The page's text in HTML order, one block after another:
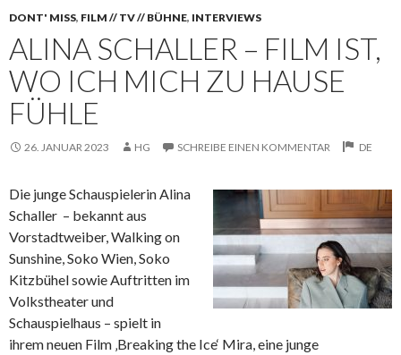
DONT' MISS, FILM // TV // BÜHNE, INTERVIEWS
ALINA SCHALLER – FILM IST,
WO ICH MICH ZU HAUSE
FÜHLE
26. JANUAR 2023 HG SCHREIBE EINEN KOMMENTAR DE
Die junge Schauspielerin Alina
Schaller – bekannt aus
Vorstadtweiber, Walking on
Sunshine, Soko Wien, Soko
Kitzbühel sowie Auftritten im
Volkstheater und
Schauspielhaus – spielt in
ihrem neuen Film ‚Breaking the Ice‘ Mira, eine junge